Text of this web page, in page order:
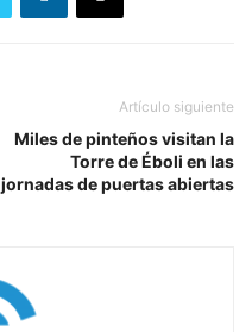
Artículo siguiente
Miles de pinteños visitan la
Torre de Éboli en las
jornadas de puertas abiertas